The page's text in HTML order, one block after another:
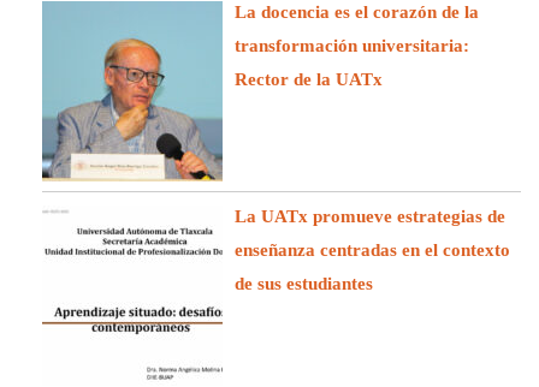
La docencia es el corazón de la
transformación universitaria:
Rector de la UATx
La UATx promueve estrategias de
enseñanza centradas en el contexto
de sus estudiantes